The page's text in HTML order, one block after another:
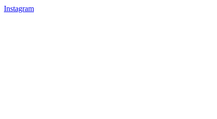
Instagram